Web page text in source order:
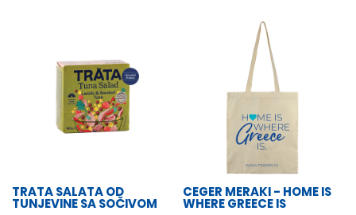
TRATA SALATA OD
TUNJEVINE SA SOČIVOM
CEGER MERAKI - HOME IS
WHERE GREECE IS